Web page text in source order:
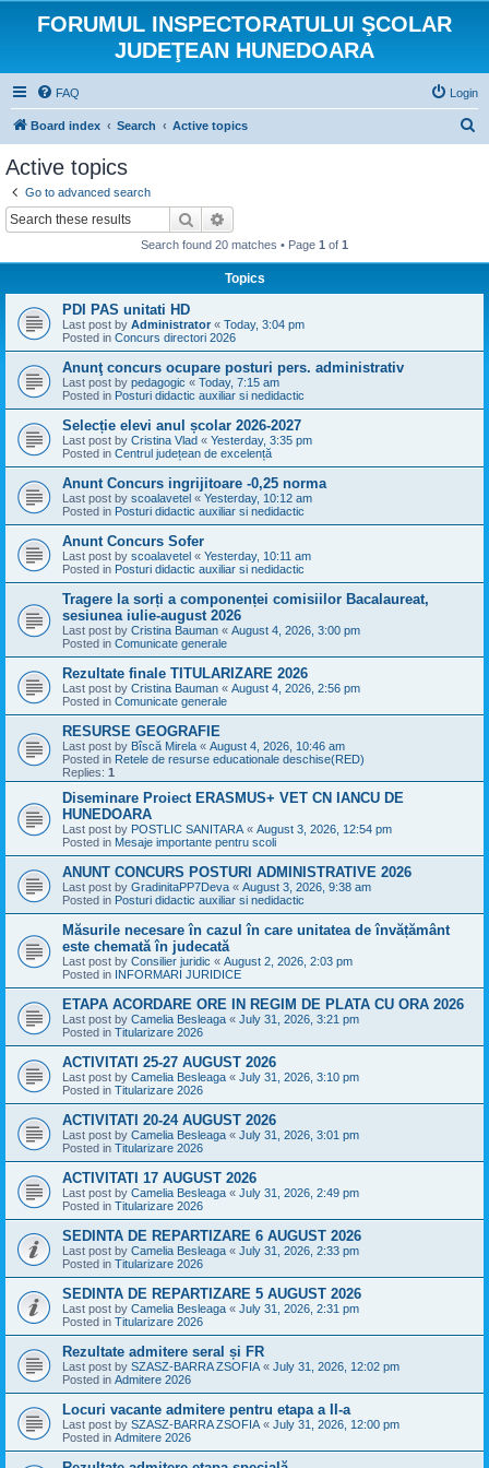
FORUMUL INSPECTORATULUI ŞCOLAR
JUDEŢEAN HUNEDOARA
FAQ Login
Board index Search Active topics
Active topics
Go to advanced search
Search
Search found 20 matches • Page 1 of 1
Topics
PDI PAS unitati HD
Last post by Administrator « Today, 3:04 pm
Posted in Concurs directori 2026
Anunţ concurs ocupare posturi pers. administrativ
Last post by pedagogic « Today, 7:15 am
Posted in Posturi didactic auxiliar si nedidactic
Selecție elevi anul școlar 2026-2027
Last post by Cristina Vlad « Yesterday, 3:35 pm
Posted in Centrul județean de excelență
Anunt Concurs ingrijitoare -0,25 norma
Last post by scoalavetel « Yesterday, 10:12 am
Posted in Posturi didactic auxiliar si nedidactic
Anunt Concurs Sofer
Last post by scoalavetel « Yesterday, 10:11 am
Posted in Posturi didactic auxiliar si nedidactic
Tragere la sorți a componenței comisiilor Bacalaureat,
sesiunea iulie-august 2026
Last post by Cristina Bauman « August 4, 2026, 3:00 pm
Posted in Comunicate generale
Rezultate finale TITULARIZARE 2026
Last post by Cristina Bauman « August 4, 2026, 2:56 pm
Posted in Comunicate generale
RESURSE GEOGRAFIE
Last post by Bîscă Mirela « August 4, 2026, 10:46 am
Posted in Retele de resurse educationale deschise(RED)
Replies: 1
Diseminare Proiect ERASMUS+ VET CN IANCU DE
HUNEDOARA
Last post by POSTLIC SANITARA « August 3, 2026, 12:54 pm
Posted in Mesaje importante pentru scoli
ANUNT CONCURS POSTURI ADMINISTRATIVE 2026
Last post by GradinitaPP7Deva « August 3, 2026, 9:38 am
Posted in Posturi didactic auxiliar si nedidactic
Măsurile necesare în cazul în care unitatea de învățământ
este chemată în judecată
Last post by Consilier juridic « August 2, 2026, 2:03 pm
Posted in INFORMARI JURIDICE
ETAPA ACORDARE ORE IN REGIM DE PLATA CU ORA 2026
Last post by Camelia Besleaga « July 31, 2026, 3:21 pm
Posted in Titularizare 2026
ACTIVITATI 25-27 AUGUST 2026
Last post by Camelia Besleaga « July 31, 2026, 3:10 pm
Posted in Titularizare 2026
ACTIVITATI 20-24 AUGUST 2026
Last post by Camelia Besleaga « July 31, 2026, 3:01 pm
Posted in Titularizare 2026
ACTIVITATI 17 AUGUST 2026
Last post by Camelia Besleaga « July 31, 2026, 2:49 pm
Posted in Titularizare 2026
SEDINTA DE REPARTIZARE 6 AUGUST 2026
Last post by Camelia Besleaga « July 31, 2026, 2:33 pm
Posted in Titularizare 2026
SEDINTA DE REPARTIZARE 5 AUGUST 2026
Last post by Camelia Besleaga « July 31, 2026, 2:31 pm
Posted in Titularizare 2026
Rezultate admitere seral și FR
Last post by SZASZ-BARRA ZSOFIA « July 31, 2026, 12:02 pm
Posted in Admitere 2026
Locuri vacante admitere pentru etapa a II-a
Last post by SZASZ-BARRA ZSOFIA « July 31, 2026, 12:00 pm
Posted in Admitere 2026